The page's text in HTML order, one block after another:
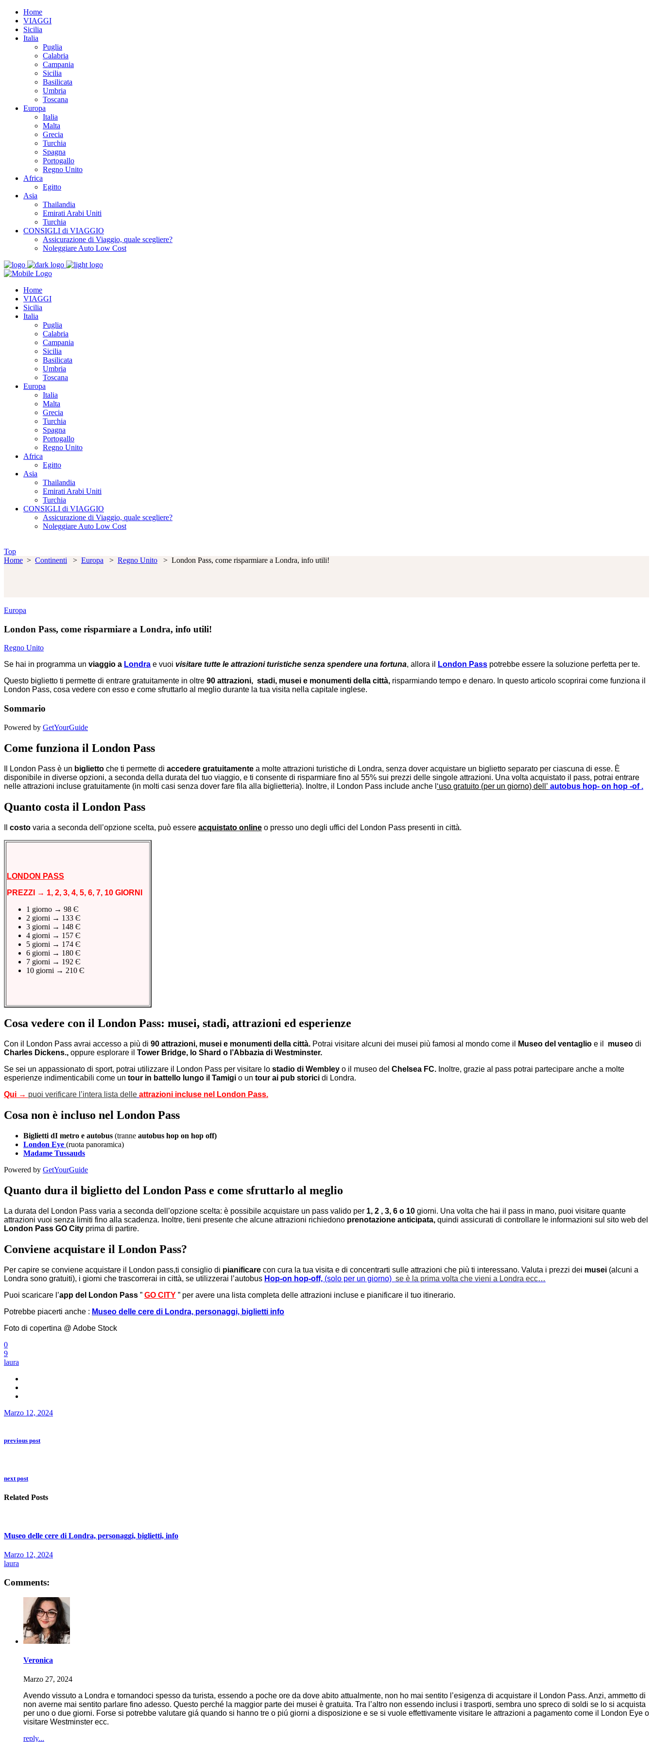
Home
VIAGGI
Sicilia
Italia
Puglia
Calabria
Campania
Sicilia
Basilicata
Umbria
Toscana
Europa
Italia
Malta
Grecia
Turchia
Spagna
Portogallo
Regno Unito
Africa
Egitto
Asia
Thailandia
Emirati Arabi Uniti
Turchia
CONSIGLI di VIAGGIO
Assicurazione di Viaggio, quale scegliere?
Noleggiare Auto Low Cost
Home
VIAGGI
Sicilia
Italia
Puglia
Calabria
Campania
Sicilia
Basilicata
Umbria
Toscana
Europa
Italia
Malta
Grecia
Turchia
Spagna
Portogallo
Regno Unito
Africa
Egitto
Asia
Thailandia
Emirati Arabi Uniti
Turchia
CONSIGLI di VIAGGIO
Assicurazione di Viaggio, quale scegliere?
Noleggiare Auto Low Cost
Top
Home > Continenti > Europa > Regno Unito > London Pass, come risparmiare a Londra, info utili!
Europa
London Pass, come risparmiare a Londra, info utili!
Regno Unito
Se hai in programma un viaggio a Londra e vuoi visitare tutte le attrazioni turistiche senza spendere una fortuna, allora il London Pass potrebbe essere la soluzione perfetta per te.
Questo biglietto ti permette di entrare gratuitamente in oltre 90 attrazioni, stadi, musei e monumenti della città, risparmiando tempo e denaro. In questo articolo scoprirai come funziona il
London Pass, cosa vedere con esso e come sfruttarlo al meglio durante la tua visita nella capitale inglese.
Sommario
Powered by GetYourGuide
Come funziona il London Pass
Il London Pass è un biglietto che ti permette di accedere gratuitamente a molte attrazioni turistiche di Londra, senza dover acquistare un biglietto separato per ciascuna di esse. È
disponibile in diverse opzioni, a seconda della durata del tuo viaggio, e ti consente di risparmiare fino al 55% sui prezzi delle singole attrazioni. Una volta acquistato il pass, potrai entrare
nelle attrazioni incluse gratuitamente (in molti casi senza dover fare fila alla biglietteria). Inoltre, il London Pass include anche l ‘uso gratuito (per un giorno) dell’ autobus hop- on hop -of .
Quanto costa il London Pass
costo varia a seconda dell’opzione scelta, può essere acquistato online o presso uno degli uffici del London Pass presenti in città.
LONDON PASS
PREZZI → 1, 2, 3, 4, 5, 6, 7, 10 GIORNI
1 giorno → 98 Є
2 giorni → 133 Є
3 giorni → 148 Є
4 giorni → 157 Є
5 giorni → 174 Є
6 giorni → 180 Є
7 giorni → 192 Є
10 giorni → 210 Є
Cosa vedere con il London Pass: musei, stadi, attrazioni ed esperienze
Con il London Pass avrai accesso a più di 90 attrazioni, musei e monumenti della città. Potrai visitare alcuni dei musei più famosi al mondo come il Museo del ventaglio e il museo di
Charles Dickens., oppure esplorare il Tower Bridge, lo Shard o l’Abbazia di Westminster.
Se sei un appassionato di sport, potrai utilizzare il London Pass per visitare lo stadio di Wembley o il museo del Chelsea FC. Inoltre, grazie al pass potrai partecipare anche a molte
esperienze indimenticabili come un tour in battello lungo il Tamigi o un tour ai pub storici di Londra.
Qui → puoi verificare l’intera lista delle attrazioni incluse nel London Pass.
Cosa non è incluso nel London Pass
Biglietti dI metro e autobus (tranne autobus hop on hop off)
London Eye (ruota panoramica)
Madame Tussauds
Powered by GetYourGuide
Quanto dura il biglietto del London Pass e come sfruttarlo al meglio
La durata del London Pass varia a seconda dell’opzione scelta: è possibile acquistare un pass valido per 1, 2 , 3, 6 o 10 giorni. Una volta che hai il pass in mano, puoi visitare quante
attrazioni vuoi senza limiti fino alla scadenza. Inoltre, tieni presente che alcune attrazioni richiedono prenotazione anticipata, quindi assicurati di controllare le informazioni sul sito web del
London Pass GO City prima di partire.
Conviene acquistare il London Pass?
Per capire se conviene acquistare il London pass,ti consiglio di pianificare con cura la tua visita e di concentrarti sulle attrazioni che più ti interessano. Valuta i prezzi dei musei (alcuni a
Londra sono gratuiti), i giorni che trascorrerai in città, se utilizzerai l’autobus Hop-on hop-off, (solo per un giorno) se è la prima volta che vieni a Londra ecc…
Puoi scaricare l’app del London Pass ” GO CITY ” per avere una lista completa delle attrazioni incluse e pianificare il tuo itinerario.
Potrebbe piacerti anche : Museo delle cere di Londra, personaggi, biglietti info
Foto di copertina @ Adobe Stock
0
9
laura
Marzo 12, 2024
previous post
next post
Related Posts
Museo delle cere di Londra, personaggi, biglietti, info
Marzo 12, 2024
laura
Comments:
Veronica
Marzo 27, 2024
Avendo vissuto a Londra e tornandoci spesso da turista, essendo a poche ore da dove abito attualmente, non ho mai sentito l’esigenza di acquistare il London Pass. Anzi, ammetto di
non averne mai sentito parlare fino adesso. Questo perché la maggior parte dei musei è gratuita. Tra l’altro non essendo inclusi i trasporti, sembra uno spreco di soldi se lo si acquista
per uno o due giorni. Forse si potrebbe valutare giá quando si hanno tre o piú giorni a disposizione e se si vuole effettivamente visitare le attrazioni a pagamento come il London Eye o
visitare Westminster ecc.
reply...